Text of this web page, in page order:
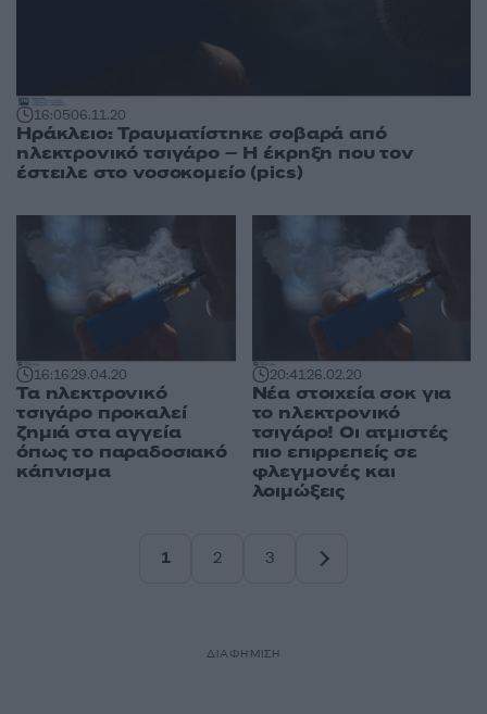
16:0506.11.20
Ηράκλειο: Τραυματίστηκε σοβαρά από
ηλεκτρονικό τσιγάρο – Η έκρηξη που τον
έστειλε στο νοσοκομείο (pics)
16:1629.04.20
Τα ηλεκτρονικό
τσιγάρο προκαλεί
ζημιά στα αγγεία
όπως το παραδοσιακό
κάπνισμα
20:4126.02.20
Νέα στοιχεία σοκ για
το ηλεκτρονικό
τσιγάρο! Οι ατμιστές
πιο επιρρεπείς σε
φλεγμονές και
λοιμώξεις
1
2
3
ΔΙΑΦΗΜΙΣΗ